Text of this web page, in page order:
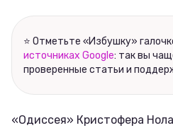
⭐ Отметьте «Избушку»
источниках Google: так вы
проверенные статьи и
«Одиссея» Кристофера